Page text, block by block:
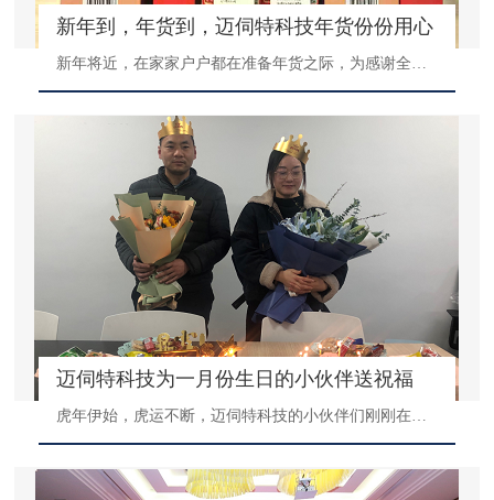
新年到，年货到，迈伺特科技年货份份用心
新年将近，在家家户户都在准备年货之际，为感谢全体小伙伴一年来的拼搏与付出，迈伺特科技也悄悄为大家准备了丰盛的年货大礼包，今年我们有零食大礼包、坚果大礼包、干货大礼包等品种丰富的年货，饱含关爱和祝福。
迈伺特科技为一月份生日的小伙伴送祝福
虎年伊始，虎运不断，迈伺特科技的小伙伴们刚刚在年会拿完大奖，又迎来了公司为一月份生日的小伙伴组织的生日小PATY。作为一家有温度的企业，公司每个月都会为大家组织生日活动，让大家在公司也能感受家的温暖。